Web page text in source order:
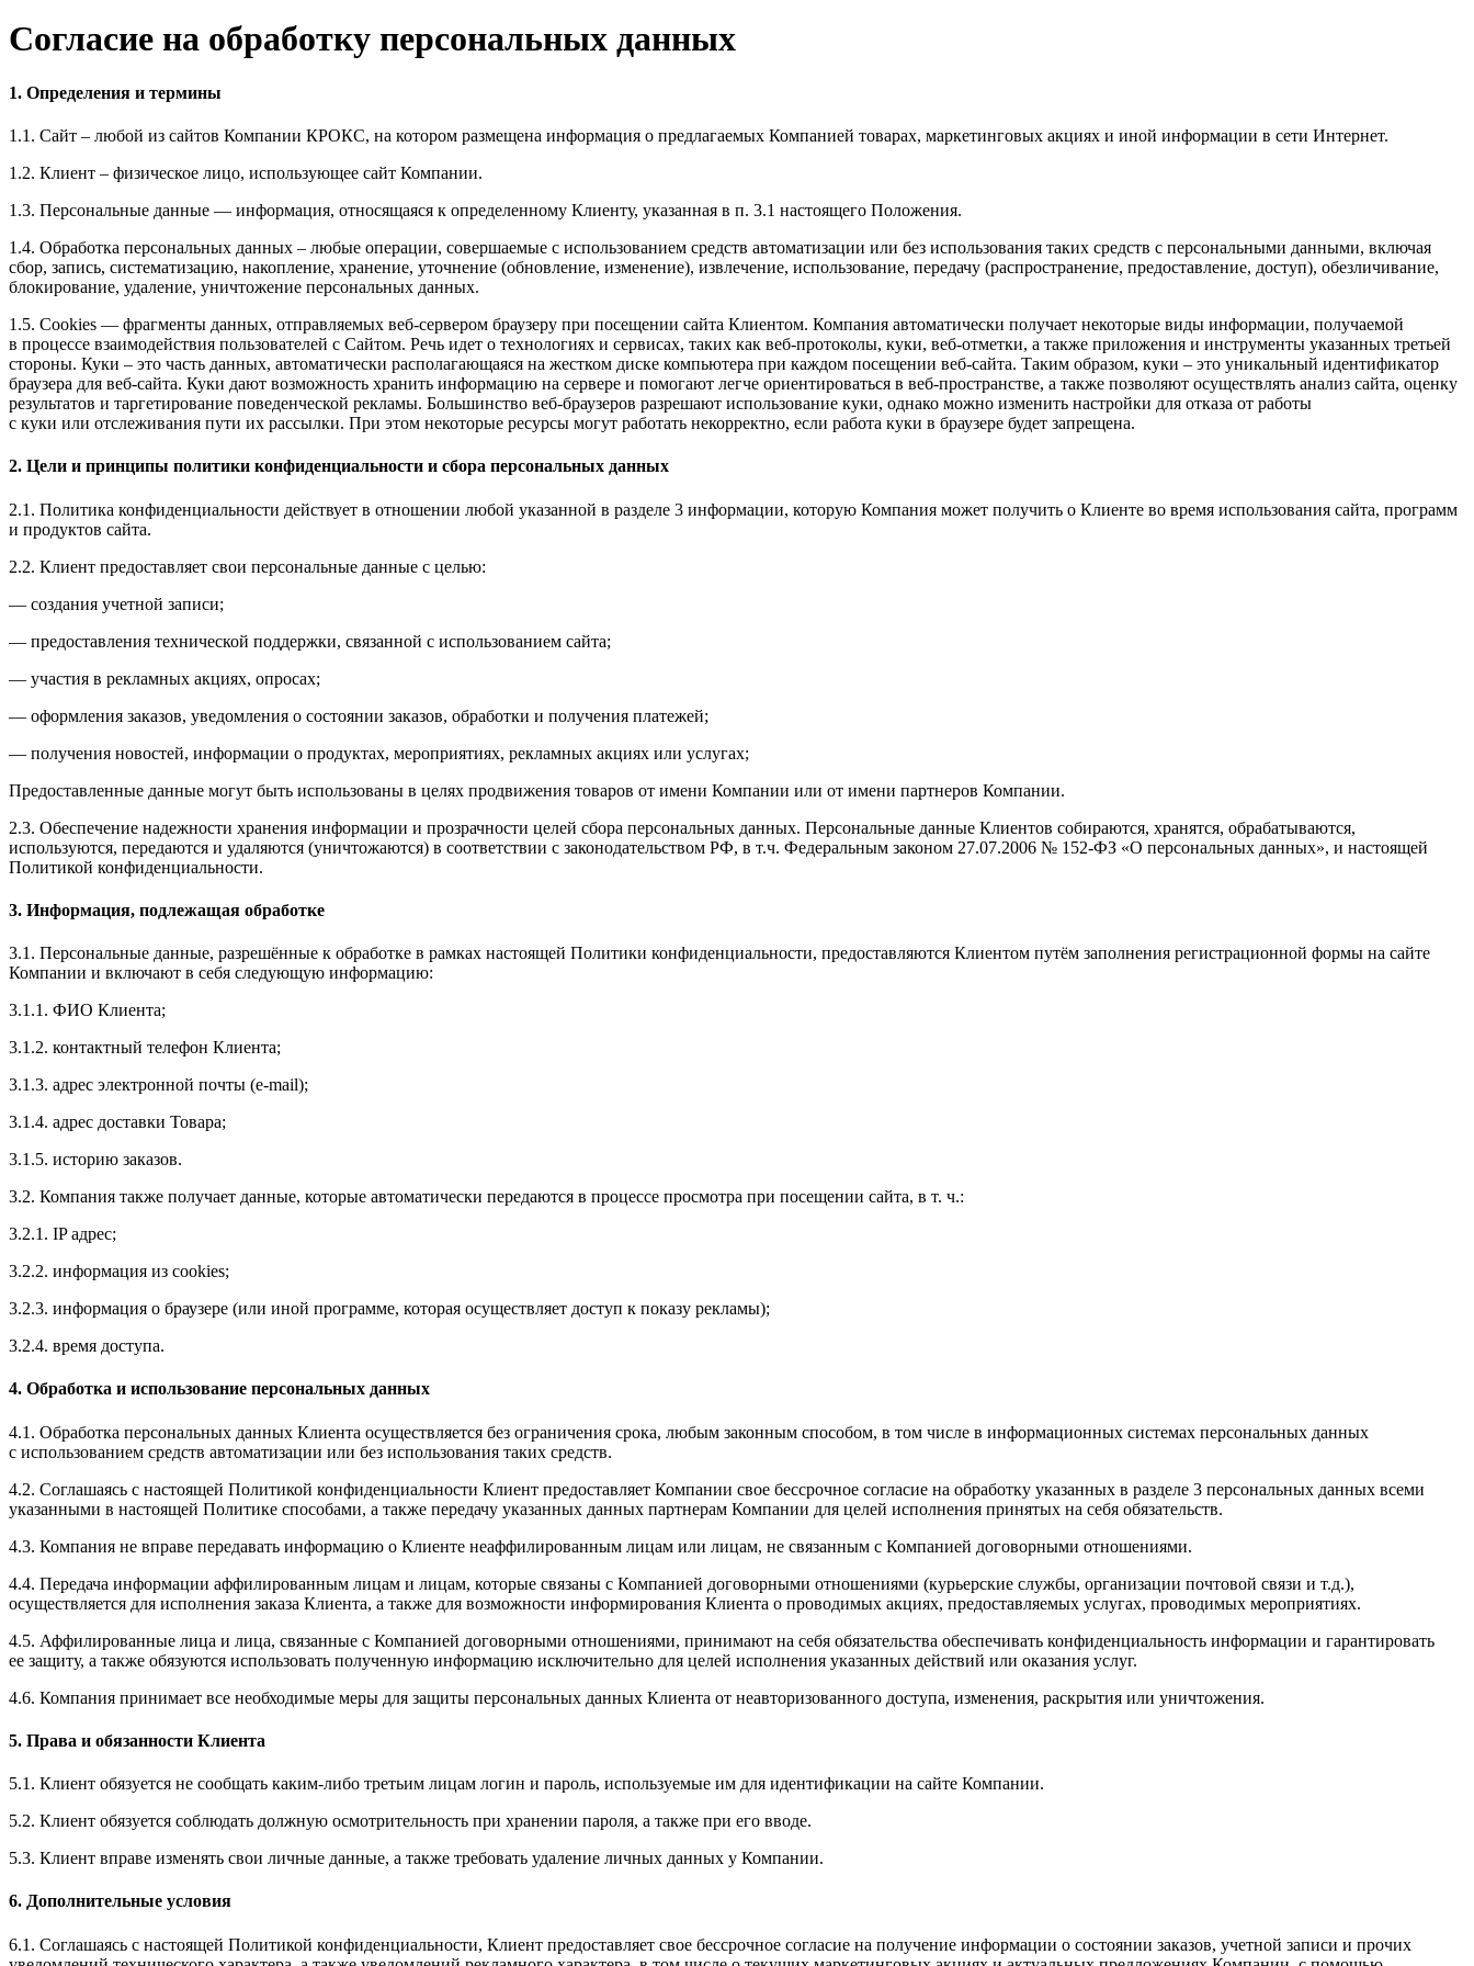
Согласие на обработку персональных данных
1. Определения и термины
1.1. Сайт – любой из сайтов Компании КРОКС, на котором размещена информация о предлагаемых Компанией товарах, маркетинговых акциях и иной информации в сети Интернет.
1.2. Клиент – физическое лицо, использующее сайт Компании.
1.3. Персональные данные — информация, относящаяся к определенному Клиенту, указанная в п. 3.1 настоящего Положения.
1.4. Обработка персональных данных – любые операции, совершаемые с использованием средств автоматизации или без использования таких средств с персональными данными, включая
сбор, запись, систематизацию, накопление, хранение, уточнение (обновление, изменение), извлечение, использование, передачу (распространение, предоставление, доступ), обезличивание,
блокирование, удаление, уничтожение персональных данных.
1.5. Cookies — фрагменты данных, отправляемых веб-сервером браузеру при посещении сайта Клиентом. Компания автоматически получает некоторые виды информации, получаемой
в процессе взаимодействия пользователей с Cайтом. Речь идет о технологиях и сервисах, таких как веб-протоколы, куки, веб-отметки, а также приложения и инструменты указанных третьей
стороны. Куки – это часть данных, автоматически располагающаяся на жестком диске компьютера при каждом посещении веб-сайта. Таким образом, куки – это уникальный идентификатор
браузера для веб-сайта. Куки дают возможность хранить информацию на сервере и помогают легче ориентироваться в веб-пространстве, а также позволяют осуществлять анализ сайта, оценку
результатов и таргетирование поведенческой рекламы. Большинство веб-браузеров разрешают использование куки, однако можно изменить настройки для отказа от работы
с куки или отслеживания пути их рассылки. При этом некоторые ресурсы могут работать некорректно, если работа куки в браузере будет запрещена.
2. Цели и принципы политики конфиденциальности и сбора персональных данных
2.1. Политика конфиденциальности действует в отношении любой указанной в разделе 3 информации, которую Компания может получить о Клиенте во время использования сайта, программ
и продуктов сайта.
2.2. Клиент предоставляет свои персональные данные с целью:
— создания учетной записи;
— предоставления технической поддержки, связанной с использованием сайта;
— участия в рекламных акциях, опросах;
— оформления заказов, уведомления о состоянии заказов, обработки и получения платежей;
— получения новостей, информации о продуктах, мероприятиях, рекламных акциях или услугах;
Предоставленные данные могут быть использованы в целях продвижения товаров от имени Компании или от имени партнеров Компании.
2.3. Обеспечение надежности хранения информации и прозрачности целей сбора персональных данных. Персональные данные Клиентов собираются, хранятся, обрабатываются,
используются, передаются и удаляются (уничтожаются) в соответствии с законодательством РФ, в т.ч. Федеральным законом 27.07.2006 № 152-ФЗ «О персональных данных», и настоящей
Политикой конфиденциальности.
3. Информация, подлежащая обработке
3.1. Персональные данные, разрешённые к обработке в рамках настоящей Политики конфиденциальности, предоставляются Клиентом путём заполнения регистрационной формы на сайте
Компании и включают в себя следующую информацию:
3.1.1. ФИО Клиента;
3.1.2. контактный телефон Клиента;
3.1.3. адрес электронной почты (e-mail);
3.1.4. адрес доставки Товара;
3.1.5. историю заказов.
3.2. Компания также получает данные, которые автоматически передаются в процессе просмотра при посещении сайта, в т. ч.:
3.2.1. IP адрес;
3.2.2. информация из cookies;
3.2.3. информация о браузере (или иной программе, которая осуществляет доступ к показу рекламы);
3.2.4. время доступа.
4. Обработка и использование персональных данных
4.1. Обработка персональных данных Клиента осуществляется без ограничения срока, любым законным способом, в том числе в информационных системах персональных данных
с использованием средств автоматизации или без использования таких средств.
4.2. Соглашаясь с настоящей Политикой конфиденциальности Клиент предоставляет Компании свое бессрочное согласие на обработку указанных в разделе 3 персональных данных всеми
указанными в настоящей Политике способами, а также передачу указанных данных партнерам Компании для целей исполнения принятых на себя обязательств.
4.3. Компания не вправе передавать информацию о Клиенте неаффилированным лицам или лицам, не связанным с Компанией договорными отношениями.
4.4. Передача информации аффилированным лицам и лицам, которые связаны с Компанией договорными отношениями (курьерские службы, организации почтовой связи и т.д.),
осуществляется для исполнения заказа Клиента, а также для возможности информирования Клиента о проводимых акциях, предоставляемых услугах, проводимых мероприятиях.
4.5. Аффилированные лица и лица, связанные с Компанией договорными отношениями, принимают на себя обязательства обеспечивать конфиденциальность информации и гарантировать
ее защиту, а также обязуются использовать полученную информацию исключительно для целей исполнения указанных действий или оказания услуг.
4.6. Компания принимает все необходимые меры для защиты персональных данных Клиента от неавторизованного доступа, изменения, раскрытия или уничтожения.
5. Права и обязанности Клиента
5.1. Клиент обязуется не сообщать каким-либо третьим лицам логин и пароль, используемые им для идентификации на сайте Компании.
5.2. Клиент обязуется соблюдать должную осмотрительность при хранении пароля, а также при его вводе.
5.3. Клиент вправе изменять свои личные данные, а также требовать удаление личных данных у Компании.
6. Дополнительные условия
6.1. Соглашаясь с настоящей Политикой конфиденциальности, Клиент предоставляет свое бессрочное согласие на получение информации о состоянии заказов, учетной записи и прочих